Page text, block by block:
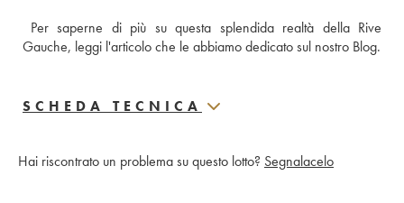
Per saperne di più su questa splendida realtà della Rive
Gauche, leggi l'articolo che le abbiamo dedicato sul nostro Blog.
SCHEDA TECNICA
Hai riscontrato un problema su questo lotto? Segnalacelo